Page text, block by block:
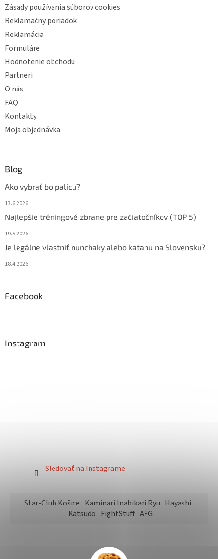
Zásady používania súborov cookies
Reklamačný poriadok
Reklamácia
Formuláre
Hodnotenie obchodu
Partneri
O nás
FAQ
Kontakty
Moja objednávka
Blog
Ako vybrať bo palicu?
13.6.2026
Najlepšie tréningové zbrane pre začiatočníkov (TOP 5)
19.5.2026
Je legálne vlastniť nunchaky alebo katanu na Slovensku?
18.4.2026
Facebook
Instagram
Sledovať na Instagrame
Star-Club Košice Kaminari Inabikari Ryu Hayashi
Katsudo FightStuff AFG